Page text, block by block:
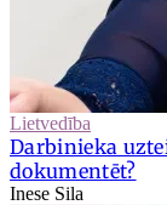
Lietvedība
Darbinieka
dokumentēt?
Inese Sila